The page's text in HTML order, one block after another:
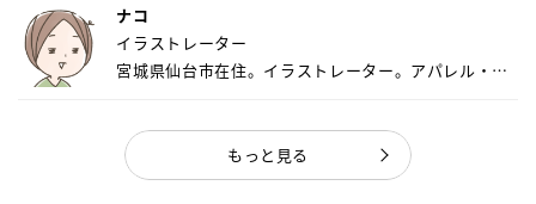
ナコ
イラストレーター
宮城県仙台市在住。イラストレーター。アパレル・キ
もっと見る